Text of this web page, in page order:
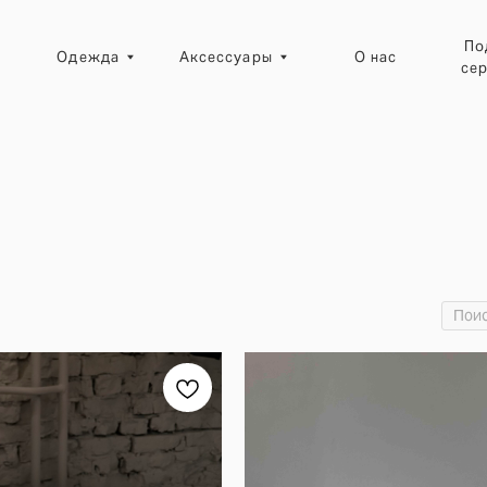
Аксессуары О нас
сертификаты